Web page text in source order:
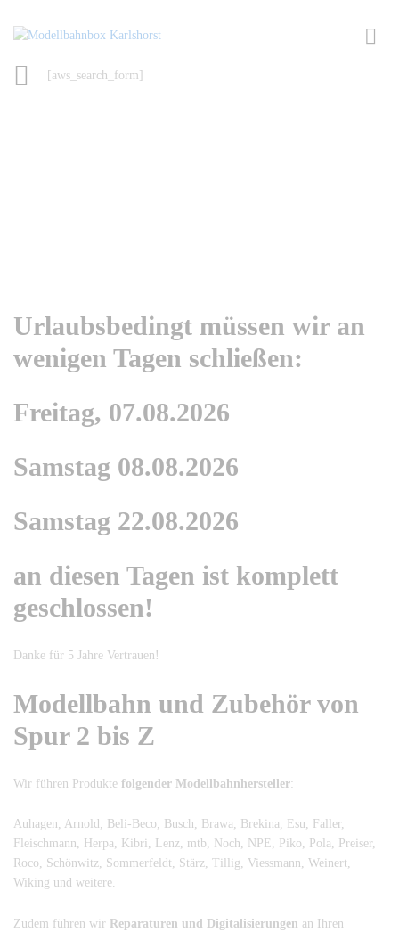
[aws_search_form]
Urlaubsbedingt müssen wir an
wenigen Tagen schließen:
Freitag, 07.08.2026
Samstag 08.08.2026
Samstag 22.08.2026
an diesen Tagen ist komplett
geschlossen!
Danke für 5 Jahre Vertrauen!
Modellbahn und Zubehör von
Spur 2 bis Z
Wir führen Produkte folgender Modellbahnhersteller:
Auhagen, Arnold, Beli-Beco, Busch, Brawa, Brekina, Esu, Faller,
Fleischmann, Herpa, Kibri, Lenz, mtb, Noch, NPE, Piko, Pola, Preiser,
Roco, Schönwitz, Sommerfeldt, Stärz, Tillig, Viessmann, Weinert,
Wiking und weitere.
Zudem führen wir Reparaturen und Digitalisierungen an Ihren